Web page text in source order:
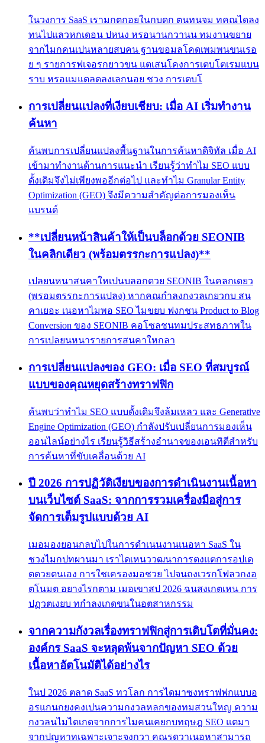
ในวงการ SaaS เรามกตกอยในกบดก ตนทนจม ทคณไดลง
ทนไปแลวหกเดอน ปหนง หรอนานกวานน ทมงานขยาย
จากไมกคนเปนหลายสบคน ฐานขอมลโคดเพมพนขนเรอ
ย ๆ รายการฟเจอรกยาวขน แตเสนโคงการเตบโตเรมแบน
ราบ หรอแมแตลดลงเลกนอย ชวง การเตบโ
การเปลี่ยนแปลงที่เงียบเชียบ: เมื่อ AI เริ่มทำงาน
ค้นหา
ค้นพบการเปลี่ยนแปลงพื้นฐานในการค้นหาดิจิทัล เมื่อ AI
เข้ามาทำงานด้านการแนะนำ เรียนรู้ว่าทำไม SEO แบบ
ดั้งเดิมจึงไม่เพียงพออีกต่อไป และทำไม Granular Entity
Optimization (GEO) จึงมีความสำคัญต่อการมองเห็น
แบรนด์
**เปลี่ยนหน้าสินค้าให้เป็นบล็อกด้วย SEONIB
ในคลิกเดียว (พร้อมตรรกะการแปลง)**
เปลยนหนาสนคาใหเปนบลอกดวย SEONIB ในคลกเดยว
(พรอมตรรกะการแปลง) หากคณกำลงกงวลเกยวกบ สน
คาเยอะ เนอหาไมพอ SEO ไมขยบ ฟงกชน Product to Blog
Conversion ของ SEONIB คอโซลชนทมประสทธภาพใน
การเปลยนหนารายการสนคาใหกลา
การเปลี่ยนแปลงของ GEO: เมื่อ SEO ที่สมบูรณ์
แบบของคุณหยุดสร้างทราฟฟิก
ค้นพบว่าทำไม SEO แบบดั้งเดิมจึงล้มเหลว และ Generative
Engine Optimization (GEO) กำลังปรับเปลี่ยนการมองเห็น
ออนไลน์อย่างไร เรียนรู้วิธีสร้างอำนาจของเอนทิตีสำหรับ
การค้นหาที่ขับเคลื่อนด้วย AI
ปี 2026 การปฏิวัติเงียบของการดำเนินงานเนื้อหา
บนเว็บไซต์ SaaS: จากการรวมเครื่องมือสู่การ
จัดการเต็มรูปแบบด้วย AI
เมอมองยอนกลบไปในการดำเนนงานเนอหา SaaS ใน
ชวงไมกปทผานมา เราไดเหนววฒนาการตงแตการอปเด
ตดวยตนเอง การใชเครองมอชวย ไปจนถงเวรกโฟลวกงอ
ตโนมต อยางไรกตาม เมอเขาสป 2026 ฉนสงเกตเหน การ
ปฏวตเงยบ ทกำลงเกดขนในอตสาหกรรม
จากความกังวลเรื่องทราฟฟิกสู่การเติบโตที่มั่นคง:
องค์กร SaaS จะหลุดพ้นจากปัญหา SEO ด้วย
เนื้อหาอัตโนมัติได้อย่างไร
ในป 2026 ตลาด SaaS ทวโลก การไดมาซงทราฟฟกแบบอ
อรแกนกยงคงเปนความกงวลหลกของทมสวนใหญ ความ
กงวลนไมไดเกดจากการไมคนเคยกบทฤษฎ SEO แตมา
จากปญหาทเฉพาะเจาะจงกวา คณรดวาเนอหาสามารถ